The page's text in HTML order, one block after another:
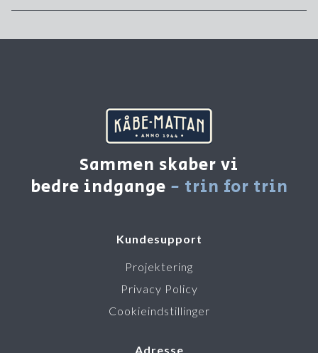
Sammen skaber vi
bedre indgange - trin for trin
Kundesupport
Projektering
Privacy Policy
Cookieindstillinger
Adresse